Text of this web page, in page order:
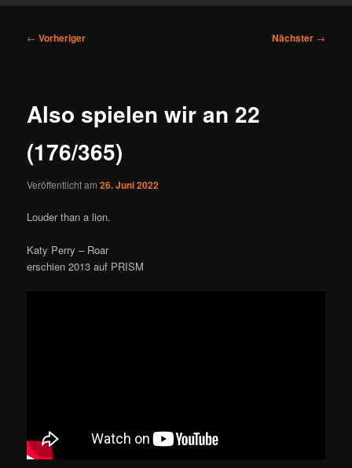
Beitragsnavigation
← Vorheriger Nächster →
Also spielen wir an 22
(176/365)
Veröffentlicht am26. Juni 2022
Louder than a lion.
Katy Perry – Roar
erschien 2013 auf PRISM